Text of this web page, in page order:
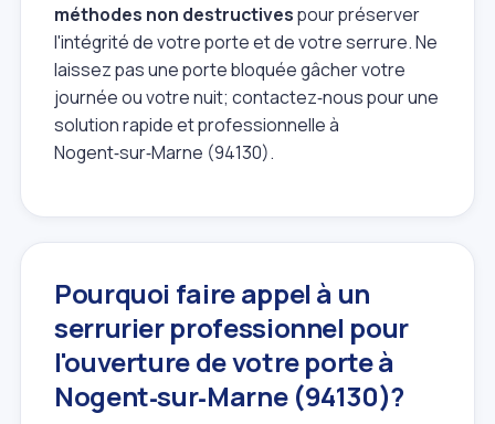
méthodes non destructivespour préserver
l'intégrité de votre porte et de votre serrure. Ne
laissez pas une porte bloquée gâcher votre
journée ou votre nuit; contactez‑nous pour une
solution rapide et professionnelle à
Nogent‑sur‑Marne (94130).
Pourquoi faire appel à un
serrurier professionnel pour
l'ouverture de votre porte à
Nogent‑sur‑Marne (94130)?